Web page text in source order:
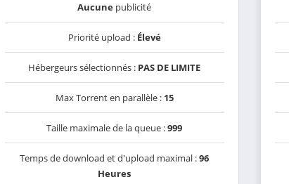
Aucune publicité
Priorité upload : Élevé
Hébergeurs sélectionnés : PAS DE LIMITE
Max Torrent en parallèle : 15
Taille maximale de la queue :999
Temps de download et d'upload maximal :96
Heures